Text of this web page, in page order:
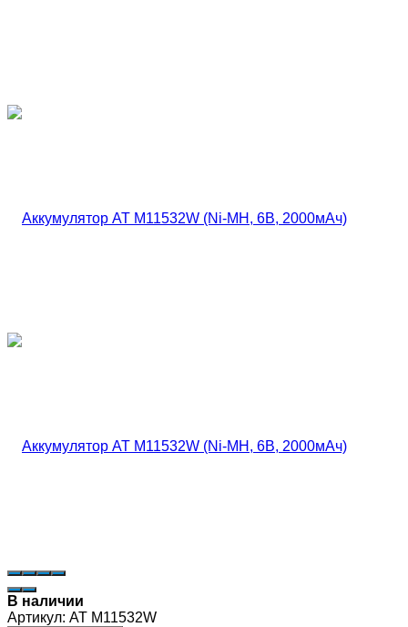
В наличии
Артикул: AT M11532W